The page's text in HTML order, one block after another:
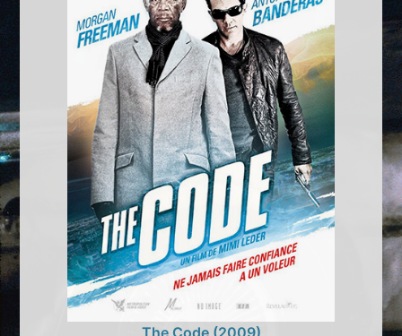
The Code (2009)